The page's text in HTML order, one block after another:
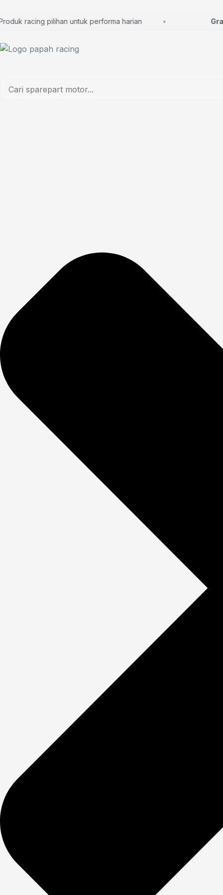
racing pilihan untuk performa harian